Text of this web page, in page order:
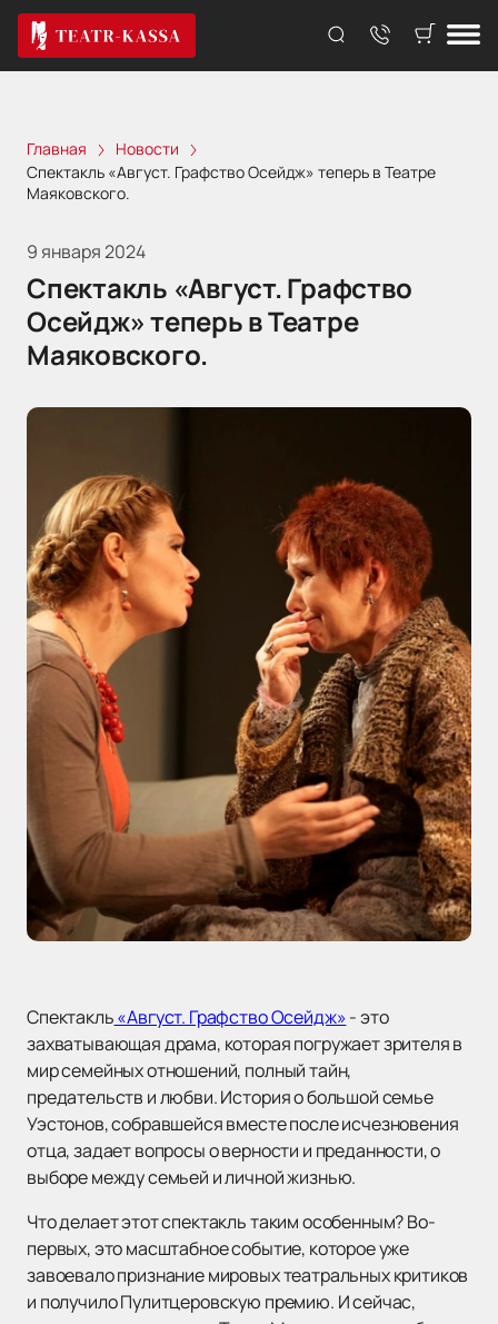
Главная
Новости
Спектакль «Август. Графство Осейдж» теперь в Театре
Маяковского.
9 января 2024
Спектакль «Август. Графство
Осейдж» теперь в Театре
Маяковского.
Спектакль«Август. Графство Осейдж»- это
захватывающая драма, которая погружает зрителя в
мир семейных отношений, полный тайн,
предательств и любви. История о большой семье
Уэстонов, собравшейся вместе после исчезновения
отца, задает вопросы о верности и преданности, о
выборе между семьей и личной жизнью.
Что делает этот спектакль таким особенным? Во-
первых, это масштабное событие, которое уже
завоевало признание мировых театральных критиков
и получило Пулитцеровскую премию. И сейчас,